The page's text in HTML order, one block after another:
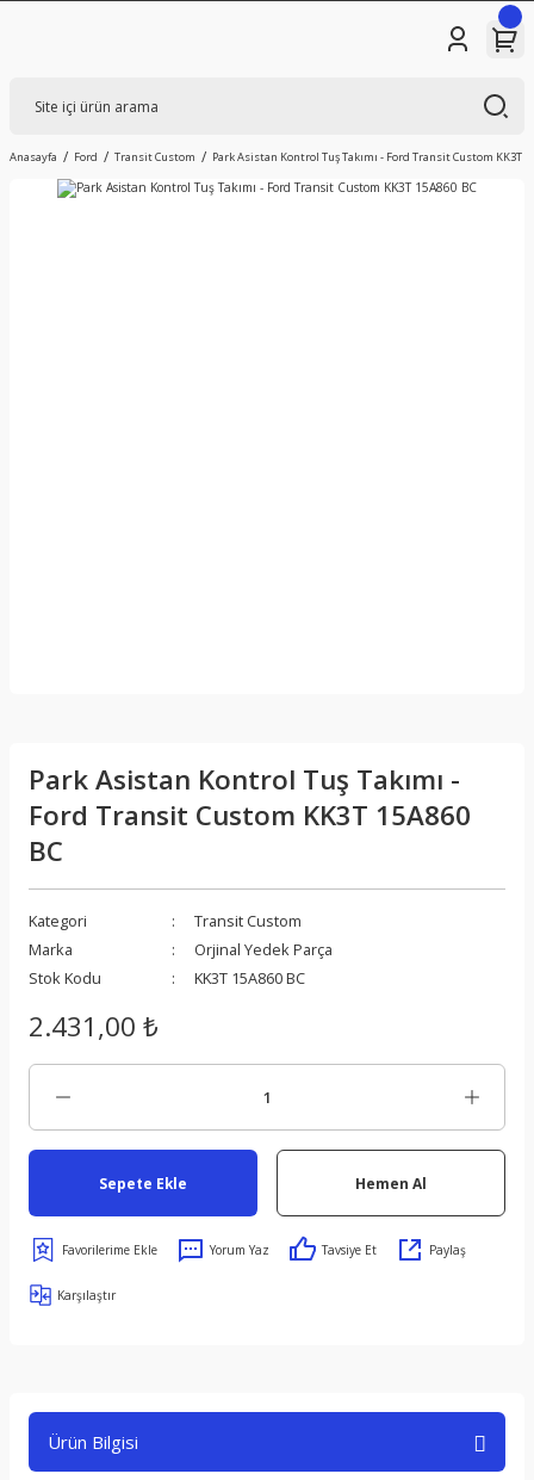
Anasayfa Ford Transit Custom Park Asistan Kontrol Tuş Takımı - Ford Transit Custom KK3T
Park Asistan Kontrol Tuş Takımı -
Ford Transit Custom KK3T 15A860
BC
Kategori
Transit Custom
Marka
Orjinal Yedek Parça
Stok Kodu
KK3T 15A860 BC
2.431,00 ₺
Sepete Ekle Hemen Al
Yorum Yaz Tavsiye Et Paylaş
Karşılaştır
Ürün Bilgisi